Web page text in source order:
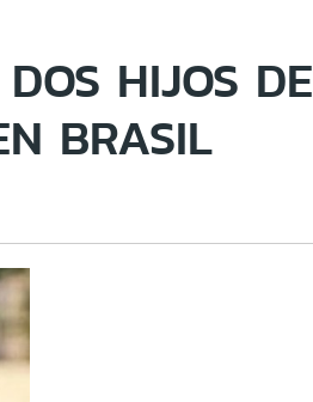
HIJOS DE
BRASIL